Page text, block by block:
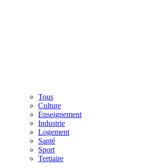
Tous
Culture
Enseignement
Industrie
Logement
Santé
Sport
Tertiaire